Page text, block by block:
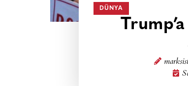
DÜNYA